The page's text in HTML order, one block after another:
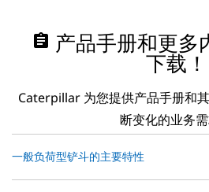
assignment 产品手册和更多
下载！
Caterpillar 为您提供产品手册和
断变化的业务需
一般负荷型铲斗的主要特性